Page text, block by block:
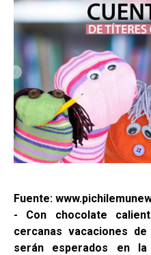
Fuente:
- Con chocolate
cercanas vacaciones
serán esperados en